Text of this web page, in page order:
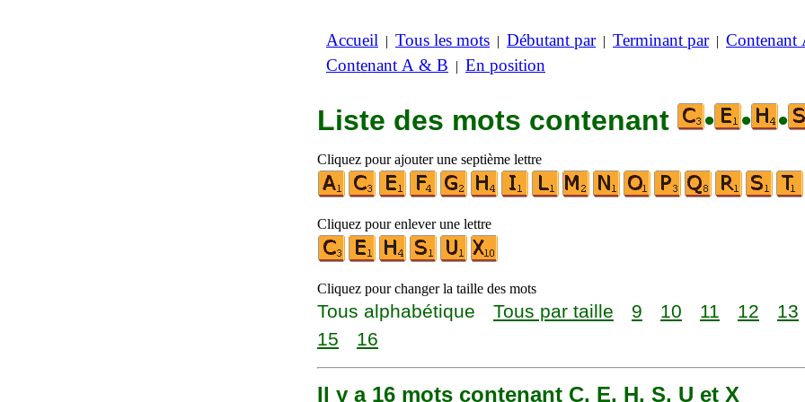
Accueil | Tous les mots | Débutant par| Terminant par| Contenant
Contenant A & B | En position
Liste des mots contenant • • •
Cliquez pour ajouter une septième lettre
Cliquez pour enlever une lettre
Cliquez pour changer la taille des mots
Tous alphabétique Tous par taille 9 10 11 12 13
15
16
Il y a 16 mots contenant C, E, H, S, U et X